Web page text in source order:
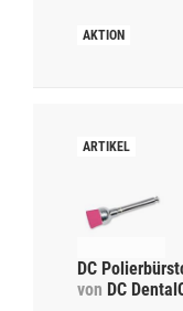
DC
von DC